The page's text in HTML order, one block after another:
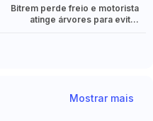
Bitrem perde freio e motorista
atinge árvores para evitar
Mostrar mais